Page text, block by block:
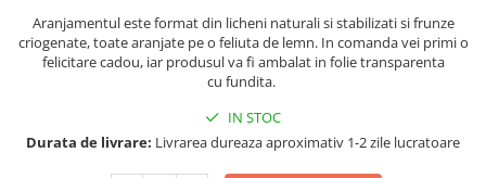
Aranjamentul este format din licheni naturali si stabilizati si frunze
criogenate, toate aranjate pe o feliuta de lemn. In comanda vei primi o
felicitare cadou, iar produsul va fi ambalat in folie transparenta
cu fundita.
IN STOC
Durata de livrare: Livrarea dureaza aproximativ 1-2 zile lucratoare